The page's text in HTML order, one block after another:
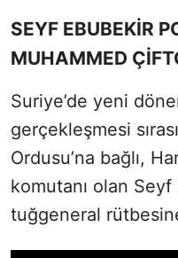
SEYF EBUBEKİR
MUHAMMED
Suriye’de yeni
gerçekleşmesi
Ordusu’na bağlı,
komutanı olan
tuğgeneral